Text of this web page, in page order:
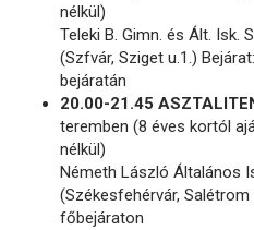
nélkül)
Teleki B. Gimn. és Ált. Isk.
(Szfvár, Sziget u.1.)
bejáratán
20.00-21.45
teremben (8 éves kortól
nélkül)
Németh László Általános
(Székesfehérvár,
főbejáraton